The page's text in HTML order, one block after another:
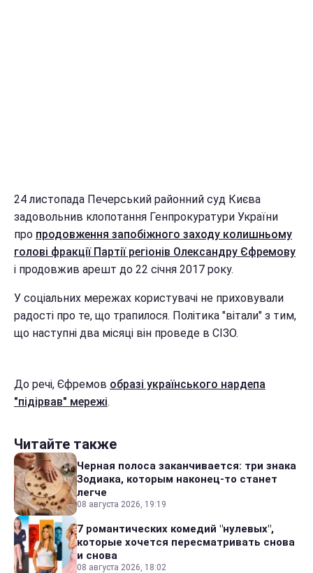
24 листопада Печерський районний суд Києва
задовольнив клопотання Генпрокуратури України
про продовження запобіжного заходу колишньому
голові фракції Партії регіонів Олександру Єфремову
і продовжив арешт до 22 січня 2017 року.
У соціальних мережах користувачі не приховували
радості про те, що трапилося. Політика "вітали" з тим,
що наступні два місяці він проведе в СІЗО.
До речі, Єфремов образі українського нардепа
"підірвав" мережі.
Читайте также
Черная полоса заканчивается: три знака
Зодиака, которым наконец-то станет
легче
08 августа 2026, 19:19
7 романтических комедий "нулевых",
которые хочется пересматривать снова
и снова
08 августа 2026, 18:02